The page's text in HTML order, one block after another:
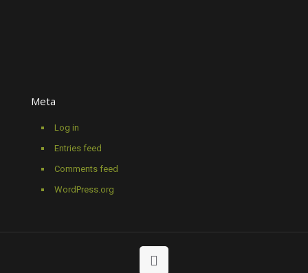
Meta
Log in
Entries feed
Comments feed
WordPress.org